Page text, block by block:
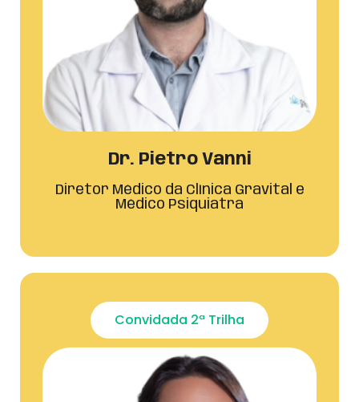
Dr. Pietro Vanni
Diretor Médico da Clínica Gravital e
Médico Psiquiatra
Convidada 2ª Trilha